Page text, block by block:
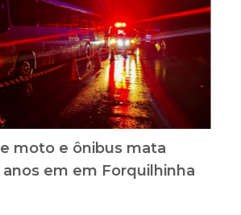
moto e ônibus mata
anos em em Forquilhinha